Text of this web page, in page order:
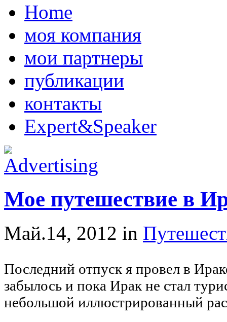
Home
моя компания
мои партнеры
публикации
контакты
Expert&Speaker
Мое путешествие в
Май.14, 2012 in
Последний отпуск я провел в
забылось и пока Ирак не стал
небольшой иллюстрированный